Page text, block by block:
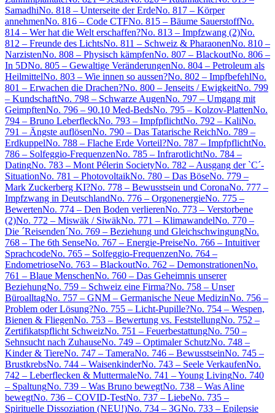
SamadhiNo. 818 – Unterseite der ErdeNo. 817 – Körper
annehmenNo. 816 – Code CTFNo. 815 – Bäume SauerstoffNo.
814 – Wer hat die Welt erschaffen?No. 813 – Impfzwang (2)No.
812 – Freunde des LichtsNo. 811 – Schweiz & PharaonenNo. 810 –
NarzistenNo. 808 – Physisch kämpfenNo. 807 – BlackoutNo. 806 –
In 5DNo. 805 – Gewaltige VeränderungenNo. 804 – Petroleum als
HeilmittelNo. 803 – Wie innen so aussen?No. 802 – ImpfbefehlNo.
801 – Erwachen die Drachen?No. 800 – Jenseits / EwigkeitNo. 799
– KundschaftNo. 798 – Schwarze AugenNo. 797 – Umgang mit
GeimpftenNo. 796 – 90.10 Med-BedsNo. 795 – Kolzov-PlattenNo.
794 – Bruno LeberfleckNo. 793 – ImpfpflichtNo. 792 – KaliNo.
791 – Ängste auflösenNo. 790 – Das Tatarische ReichNo. 789 –
ErdkuppelNo. 788 – Flache Erde Vorteil?No. 787 – ImpfpflichtNo.
786 – Solfeggio-FrequenzenNo. 785 – InfrarotlichtNo. 784 –
DatingNo. 783 – Mont Pélerin SocietyNo. 782 – Ausgang der `C´-
SituationNo. 781 – PhotovoltaikNo. 780 – Das BöseNo. 779 –
Mark Zuckerberg KI?No. 778 – Bewusstsein und CoronaNo. 777 –
Impfzwang in DeutschlandNo. 776 – OrgonenergieNo. 775 –
BewertenNo. 774 – Den Boden verlierenNo. 773 – Verstorbene
(2)No. 772 – Miswäk / SiwäkNo. 771 – KlimawandelNo. 770 –
Die ´Reisenden´No. 769 – Beziehung und GleichschwingungNo.
768 – The 6th SenseNo. 767 – Energie-PreiseNo. 766 – Intuitiver
SprachcodeNo. 765 – Solfeggio-FrequenzenNo. 764 –
EndometrioseNo. 763 – BlackoutNo. 762 – DemonstrationenNo.
761 – Blaue MenschenNo. 760 – Das Geheimnis unserer
BeziehungNo. 759 – Schweiz eine Firma?No. 758 – Unser
BüroalltagNo. 757 – GNM – Germanische Neue MedizinNo. 756 –
Problem oder Lösung?No. 755 – Licht-Pupille?No. 754 – Wespen,
Bienen & FliegenNo. 753 – Bewertung vs. FeststellungNo. 752 –
Zertifikatspflicht SchweizNo. 751 – FeuerbestattungNo. 750 –
Sehnsucht nach ZuhauseNo. 749 – Optimaler SchutzNo. 748 –
Kinder & TiereNo. 747 – TameraNo. 746 – BewusstseinNo. 745 –
BrustkrebsNo. 744 – WaisenkinderNo. 743 – Seele VerkaufenNo.
742 – Leberflecken & MuttermaleNo. 741 – Young LivingNo. 740
– SpaltungNo. 739 – Was Bruno bewegtNo. 738 – Was Aline
bewegtNo. 736 – COVID-TestNo. 737 – LiebeNo. 735 –
Spirituelle Dissoziation (NEU!)No. 734 – 3GNo. 733 – Epilepsie